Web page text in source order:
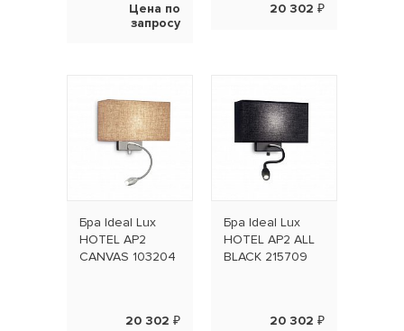
Цена по
запросу
20 302 ₽
Бра Ideal Lux
HOTEL AP2
CANVAS 103204
20 302 ₽
Бра Ideal Lux
HOTEL AP2 ALL
BLACK 215709
20 302 ₽